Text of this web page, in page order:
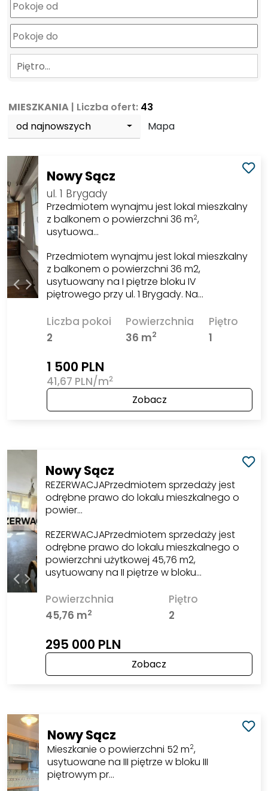
Piętro…
MIESZKANIA | Liczba ofert: 43
od najnowszych
Mapa
Nowy Sącz
ul. 1 Brygady
Przedmiotem wynajmu jest lokal mieszkalny
z balkonem o powierzchni 36 m2,
usytuowa…
Przedmiotem wynajmu jest lokal mieszkalny
z balkonem o powierzchni 36 m2,
usytuowany na I piętrze bloku IV
piętrowego przy ul. 1 Brygady. Na…
Liczba pokoi
2
Powierzchnia
36 m2
Piętro
1
1 500 PLN
41,67 PLN/m2
Zobacz
Nowy Sącz
REZERWACJAPrzedmiotem sprzedaży jest
odrębne prawo do lokalu mieszkalnego o
powier…
REZERWACJAPrzedmiotem sprzedaży jest
odrębne prawo do lokalu mieszkalnego o
powierzchni użytkowej 45,76 m2,
usytuowany na II piętrze w bloku…
Powierzchnia
45,76 m2
Piętro
2
295 000 PLN
Zobacz
Nowy Sącz
Mieszkanie o powierzchni 52 m2,
usytuowane na III piętrze w bloku III
piętrowym pr…